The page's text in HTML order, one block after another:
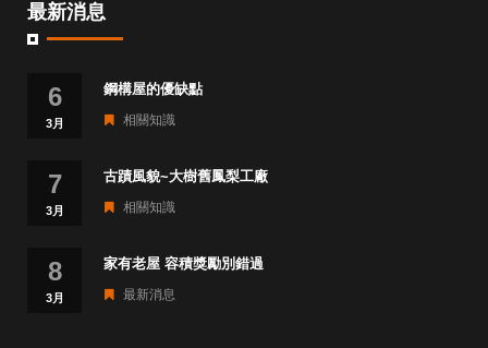
最新消息
6
3月
鋼構屋的優缺點
相關知識
7
3月
古蹟風貌~大樹舊鳳梨工廠
相關知識
8
3月
家有老屋 容積獎勵別錯過
最新消息